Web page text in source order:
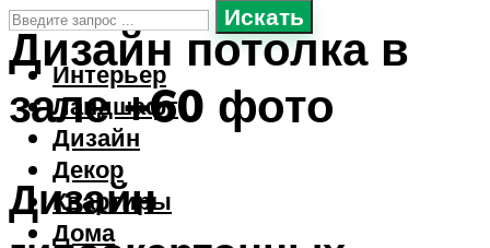
Искать
Интерьер
Ландшафт
Дизайн
Декор
Квартиры
Дома
Дизайн потолка в
зале +60 фото
Дизайн